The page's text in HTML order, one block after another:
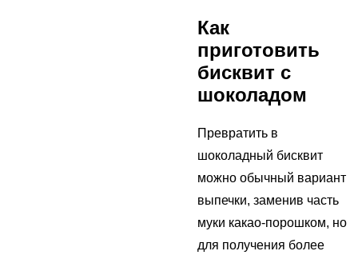
Как
приготовить
бисквит с
шоколадом
Превратить в
шоколадный бисквит
можно обычный вариант
выпечки, заменив часть
муки какао-порошком, но
для получения более